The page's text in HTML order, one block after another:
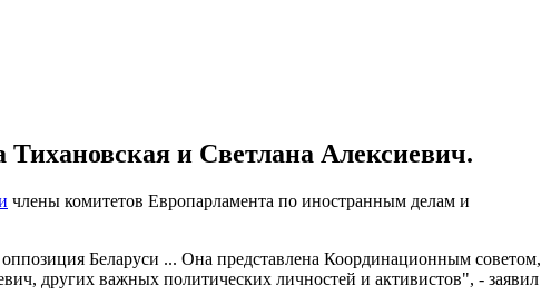
и Светлана Алексиевич.
члены комитетов Европарламента по иностранным делам и
Беларуси ... Она представлена ​​Координационным советом,
других важных политических личностей и активистов", - заявил